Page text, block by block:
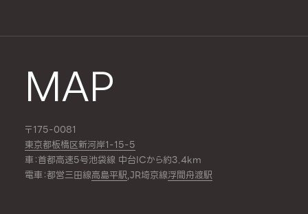
MAP
〒175-0081
東京都板橋区新河岸1-15-5
車：首都高速5号池袋線 中台ICから約3.4km
電車：都営三田線高島平駅,JR埼京線浮間舟渡駅